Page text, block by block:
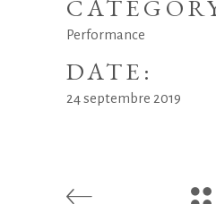
Performance
DATE:
24 septembre 2019